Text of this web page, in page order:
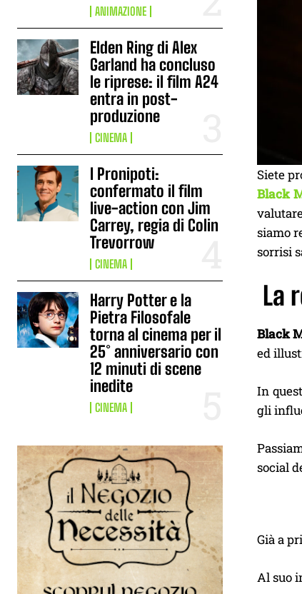
ANIMAZIONE
Elden Ring di Alex
Garland ha concluso
le riprese: il film A24
entra in post-
produzione
CINEMA
I Pronipoti:
confermato il film
live-action con Jim
Carrey, regia di Colin
Trevorrow
CINEMA
Harry Potter e la
Pietra Filosofale
torna al cinema per il
25° anniversario con
12 minuti di scene
inedite
CINEMA
Siete
Black
siamo
sorrisi
La
Black
ed
In
gli
social
Già a
Al suo